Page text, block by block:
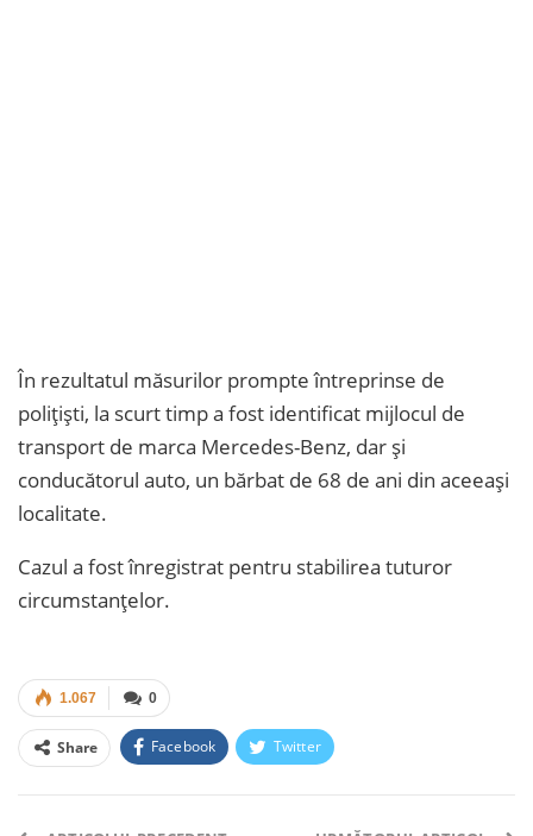
În rezultatul măsurilor prompte întreprinse de
polițiști, la scurt timp a fost identificat mijlocul de
transport de marca Mercedes-Benz, dar și
conducătorul auto, un bărbat de 68 de ani din aceeași
localitate.
Cazul a fost înregistrat pentru stabilirea tuturor
circumstanțelor.
0
1.067
Share Facebook Twitter